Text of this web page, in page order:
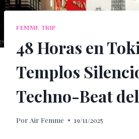
FEMME TRIP
48 Horas en
Templos
Techno-Beat
Por Air Femme 19/11/2025